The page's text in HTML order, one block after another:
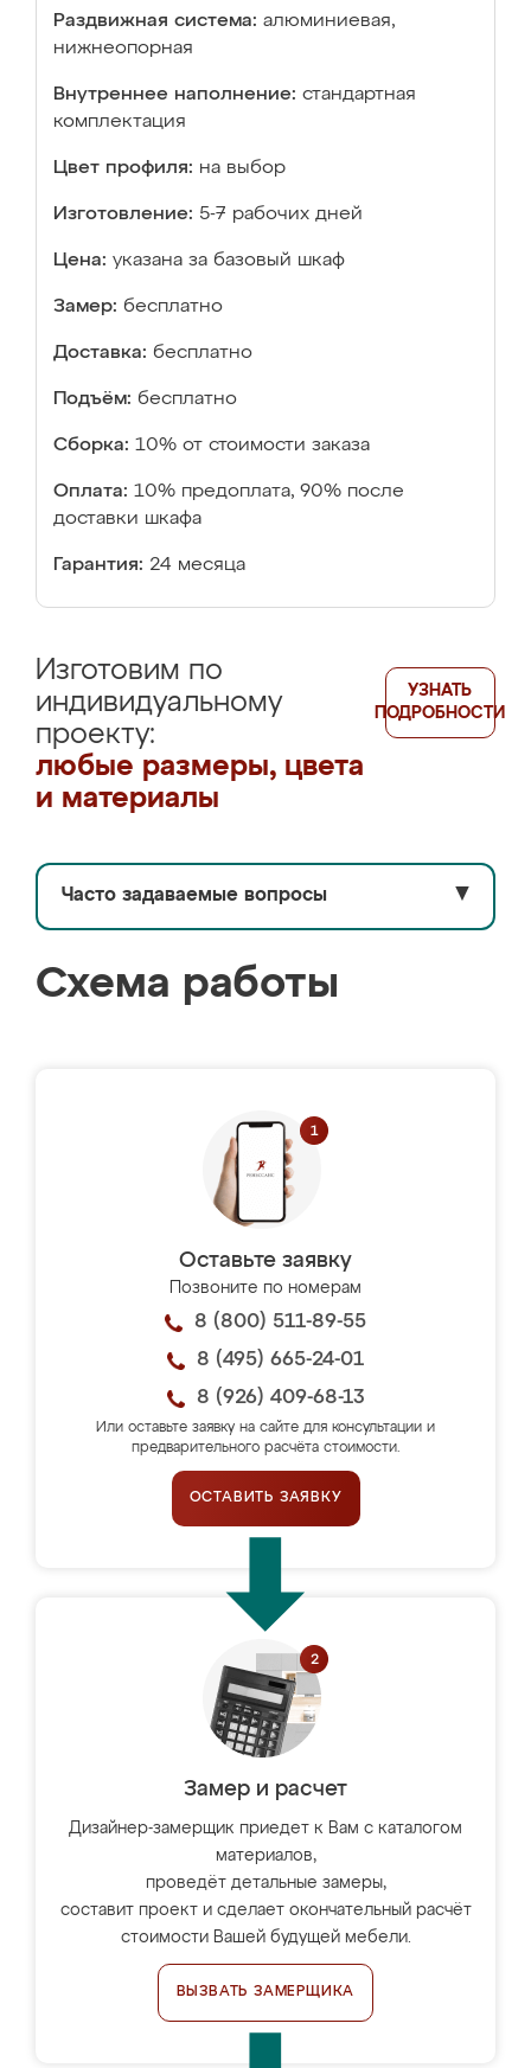
Раздвижная система: алюминиевая,
нижнеопорная
Внутреннее наполнение: стандартная
комплектация
Цвет профиля: на выбор
Изготовление: 5-7 рабочих дней
Цена: указана за базовый шкаф
Замер: бесплатно
Доставка: бесплатно
Подъём: бесплатно
Сборка: 10% от стоимости заказа
Оплата: 10% предоплата, 90% после
доставки шкафа
Гарантия: 24 месяца
Изготовим по
индивидуальному
проекту:
любые размеры, цвета
и материалы
УЗНАТЬ
ПОДРОБНОСТИ
Часто задаваемые вопросы ▼
Схема работы
Оставьте заявку
Позвоните по номерам
8 (800) 511-89-55
8 (495) 665-24-01
8 (926) 409-68-13
Или оставьте заявку на сайте для консультации и
предварительного расчёта стоимости.
ОСТАВИТЬ ЗАЯВКУ
Замер и расчет
Дизайнер-замерщик приедет к Вам с каталогом
материалов,
проведёт детальные замеры,
составит проект и сделает окончательный расчёт
стоимости Вашей будущей мебели.
ВЫЗВАТЬ ЗАМЕРЩИКА